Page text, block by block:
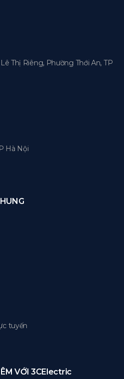
Thị Riêng, Phường Thới An, TP
Hà Nội
tuyến
VỚI 3CElectric